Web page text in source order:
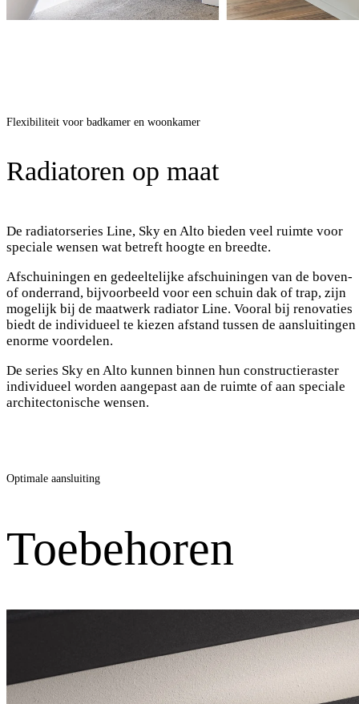
Flexibiliteit voor badkamer en woonkamer
Radiatoren op maat
De radiatorseries Line, Sky en Alto bieden veel ruimte voor
speciale wensen wat betreft hoogte en breedte.
Afschuiningen en gedeeltelijke afschuiningen van de boven-
of onderrand, bijvoorbeeld voor een schuin dak of trap, zijn
mogelijk bij de maatwerk radiator Line. Vooral bij renovaties
biedt de individueel te kiezen afstand tussen de aansluitingen
enorme voordelen.
De series Sky en Alto kunnen binnen hun constructieraster
individueel worden aangepast aan de ruimte of aan speciale
architectonische wensen.
Optimale aansluiting
Toebehoren